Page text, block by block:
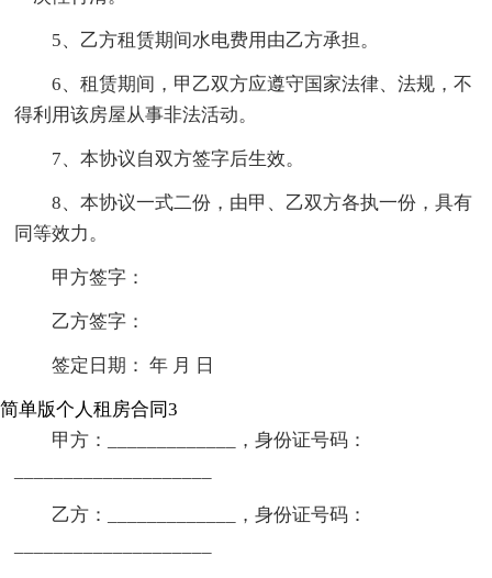
5、乙方租赁期间水电费用由乙方承担。
6、租赁期间，甲乙双方应遵守国家法律、法规，不
得利用该房屋从事非法活动。
7、本协议自双方签字后生效。
8、本协议一式二份，由甲、乙双方各执一份，具有
同等效力。
甲方签字：
乙方签字：
签定日期： 年 月 日
简单版个人租房合同3
甲方：_____________，身份证号码：
乙方：_____________，身份证号码：